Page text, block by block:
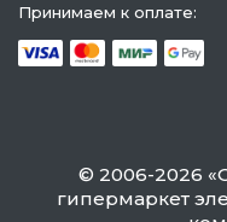
Принимаем к оплате:
© 2006-2026 «
гипермаркет
Междуреченск
Мурманск